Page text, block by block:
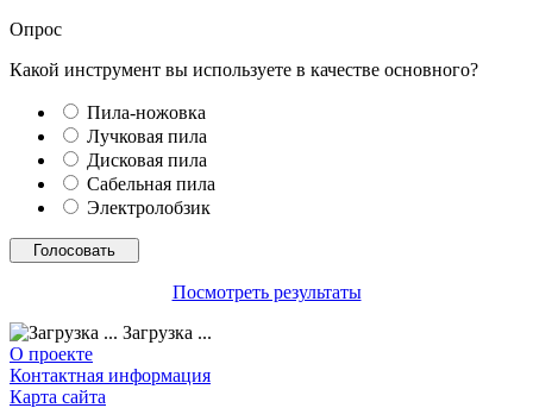
Опрос
Какой инструмент вы используете в качестве основного?
Пила-ножовка
Лучковая пила
Дисковая пила
Сабельная пила
Электролобзик
Посмотреть результаты
Загрузка ...
О проекте
Контактная информация
Карта сайта